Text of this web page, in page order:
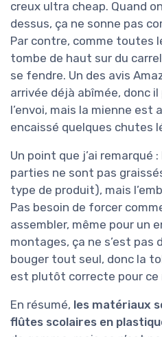
creux ultra cheap. Quand
dessus, ça ne sonne pas
Par contre, comme toutes
tombe de haut sur du
se fendre. Un des avis
arrivée déjà abîmée, donc
l’envoi, mais la mienne est
encaissé quelques chutes
Un point que j’ai
parties ne sont pas
type de produit), mais
Pas besoin de forcer
assembler, même pour un
montages, ça ne s’est pas
bouger tout seul, donc la
est plutôt correcte pour ce
En résumé, les matériaux
flûtes scolaires en